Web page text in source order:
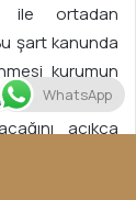
ile ortadan
şart kanunda
kurumun
AİHM
açıkça
WhatsApp